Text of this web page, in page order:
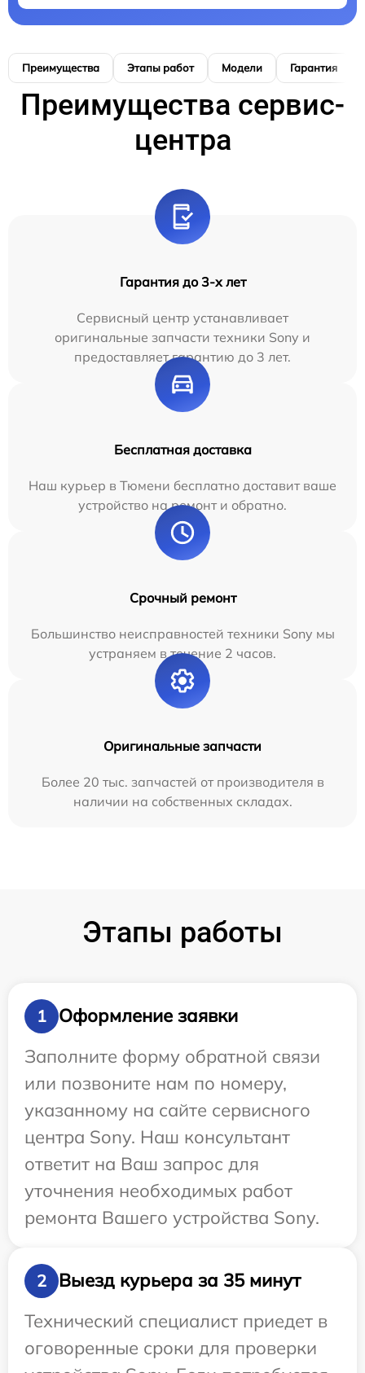
Преимущества Этапы работ Модели Гарантия
Преимущества сервис-
центра
Гарантия до 3-х лет
Сервисный центр устанавливает
оригинальные запчасти техники Sony и
предоставляет гарантию до 3 лет.
Бесплатная доставка
Наш курьер в Тюмени бесплатно доставит ваше
устройство на ремонт и обратно.
Срочный ремонт
Большинство неисправностей техники Sony мы
устраняем в течение 2 часов.
Оригинальные запчасти
Более 20 тыс. запчастей от производителя в
наличии на собственных складах.
Этапы работы
1
Оформление заявки
Заполните форму обратной связи
или позвоните нам по номеру,
указанному на сайте сервисного
центра Sony. Наш консультант
ответит на Ваш запрос для
уточнения необходимых работ
ремонта Вашего устройства Sony.
2
Выезд курьера за 35 минут
Технический специалист приедет в
оговоренные сроки для проверки